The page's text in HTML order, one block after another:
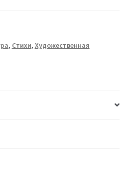
, Стихи, Художественная